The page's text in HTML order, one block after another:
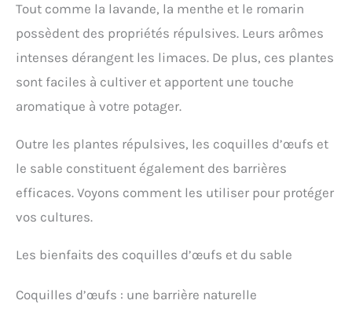
Tout comme la lavande, la menthe et le romarin
possèdent des propriétés répulsives. Leurs arômes
intenses dérangent les limaces. De plus, ces plantes
sont faciles à cultiver et apportent une touche
aromatique à votre potager.
Outre les plantes répulsives, les coquilles d’œufs et
le sable constituent également des barrières
efficaces. Voyons comment les utiliser pour protéger
vos cultures.
Les bienfaits des coquilles d’œufs et du sable
Coquilles d’œufs : une barrière naturelle